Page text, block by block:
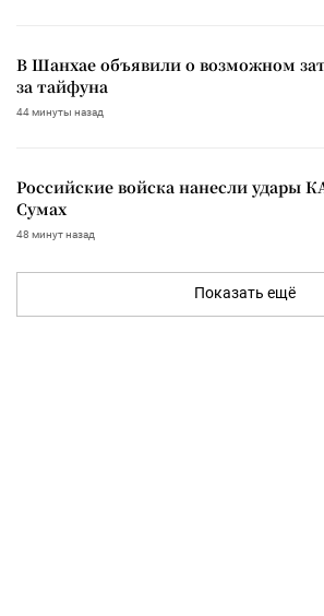
В Шанхае объявили о возможном
за тайфуна
44 минуты назад
Российские войска нанесли удары
Сумах
48 минут назад
Показать ещё